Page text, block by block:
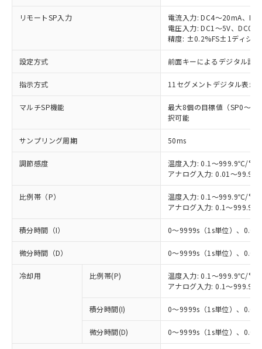
リモートSP入力
電流入力: DC4～20mA、
電圧入力: DC1～5V、DC0
精度: ±0.2%FS±1ディジッ
設定方式 前面キーによるデジタル設定
指示方式 11セグメントデジタル表示
マルチSP機能
最大8個の目標値（SP0～
択可能
サンプリング周期 50ms
調節感度
温度入力: 0.1～999.9℃/°F
アナログ入力: 0.01～
比例帯（P）
温度入力: 0.1～999.9℃/°F
アナログ入力: 0.1～
積分時間（I） 0～9999s（1s単位）、0.0
微分時間（D） 0～9999s（1s単位）、0.0
冷却用 比例帯(P)
温度入力: 0.1～999.9℃/°F
アナログ入力: 0.1～
積分時間(I) 0～9999s（1s単位）、0.0
微分時間(D) 0～9999s（1s単位）、0.0
※1 対応状況